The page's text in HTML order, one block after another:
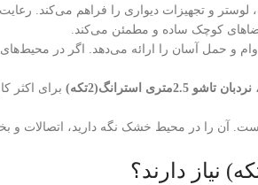
فضاهای کوچک ساده و مطمئن می‌کند.
و حمل آسان را ارائه می‌دهد. اگر در
نردبان تاشو 2.5متری استرانگ(2تکه)
برای اکثر
آن را در محیط خشک نگه دارید، اتصالات